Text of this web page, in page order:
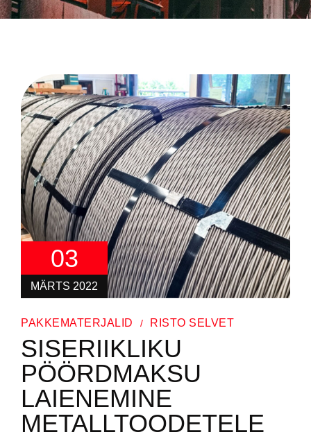
03
MÄRTS 2022
PAKKEMATERJALID RISTO SELVET
SISERIIKLIKU
PÖÖRDMAKSU
LAIENEMINE
METALLTOODETELE